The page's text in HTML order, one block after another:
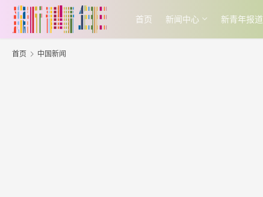
首页 新闻中心 新青年报道
首页 中国新闻